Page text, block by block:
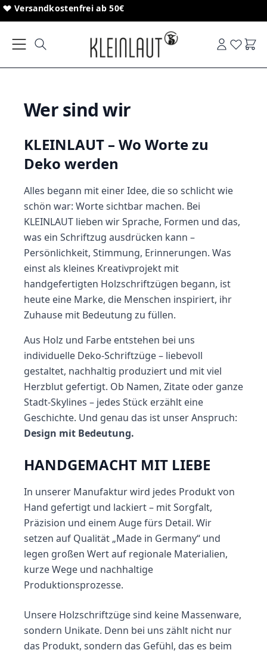
Direkt zum Inhalt
Versandkostenfrei ab 50€
Wer sind wir
KLEINLAUT – Wo Worte zu
Deko werden
Alles begann mit einer Idee, die so schlicht wie
schön war: Worte sichtbar machen. Bei
KLEINLAUT lieben wir Sprache, Formen und das,
was ein Schriftzug ausdrücken kann –
Persönlichkeit, Stimmung, Erinnerungen. Was
einst als kleines Kreativprojekt mit
handgefertigten Holzschriftzügen begann, ist
heute eine Marke, die Menschen inspiriert, ihr
Zuhause mit Bedeutung zu füllen.
Aus Holz und Farbe entstehen bei uns
individuelle Deko-Schriftzüge – liebevoll
gestaltet, nachhaltig produziert und mit viel
Herzblut gefertigt. Ob Namen, Zitate oder ganze
Stadt-Skylines – jedes Stück erzählt eine
Geschichte. Und genau das ist unser Anspruch:
Design mit Bedeutung.
HANDGEMACHT MIT LIEBE
In unserer Manufaktur wird jedes Produkt von
Hand gefertigt und lackiert – mit Sorgfalt,
Präzision und einem Auge fürs Detail. Wir
setzen auf Qualität „Made in Germany“ und
legen großen Wert auf regionale Materialien,
kurze Wege und nachhaltige
Produktionsprozesse.
Unsere Holzschriftzüge sind keine Massenware,
sondern Unikate. Denn bei uns zählt nicht nur
das Produkt, sondern das Gefühl, das es beim